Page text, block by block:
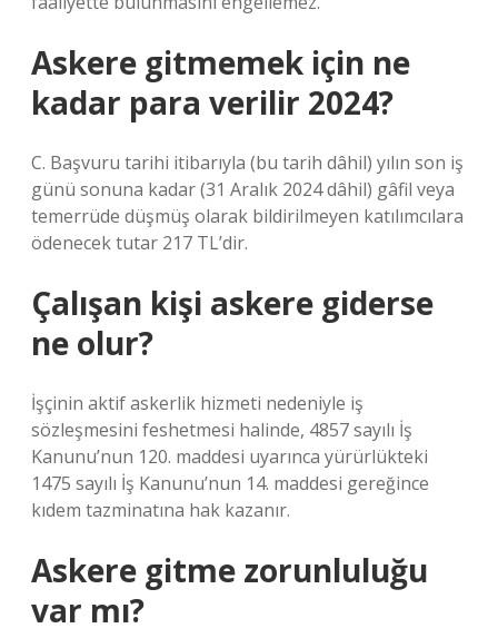
Askere gitmemek için ne
kadar para verilir 2024?
C. Başvuru tarihi itibarıyla (bu tarih dâhil) yılın son iş
günü sonuna kadar (31 Aralık 2024 dâhil) gâfil veya
temerrüde düşmüş olarak bildirilmeyen katılımcılara
ödenecek tutar 217 TL’dir.
Çalışan kişi askere giderse
ne olur?
İşçinin aktif askerlik hizmeti nedeniyle iş
sözleşmesini feshetmesi halinde, 4857 sayılı İş
Kanunu’nun 120. maddesi uyarınca yürürlükteki
1475 sayılı İş Kanunu’nun 14. maddesi gereğince
kıdem tazminatına hak kazanır.
Askere gitme zorunluluğu
var mı?